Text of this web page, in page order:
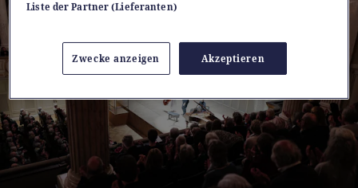
Liste der Partner (Lieferanten)
Zwecke anzeigen Akzeptieren